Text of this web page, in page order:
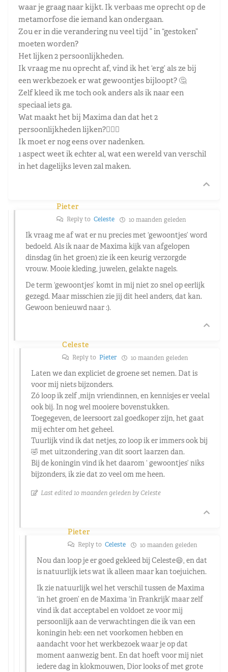
waar je graag naar kijkt. Ik verbaas me oprecht op de
metamorfose die iemand kan ondergaan.
Zou er in die verandering nu veel tijd ” in “gestoken”
moeten worden?
Het lijken 2 persoonlijkheden.
Ik vraag me nu oprecht af, vind ik het ‘erg’ als ze bij
een werkbezoek er wat gewoontjes bijloopt? 🤔
Zelf kleed ik me toch ook anders als ik naar een
speciaal iets ga.
Wat maakt het bij Maxima dan dat het 2
persoonlijkheden lijken?🤷🏼‍♀️
Ik moet er nog eens over nadenken.
1 aspect weet ik echter al, wat een wereld van verschil
in het dagelijks leven zal maken.
Pieter
Reply to Celeste 10 maanden geleden
Ik vraag me af wat er nu precies met ‘gewoontjes’ word
bedoeld. Als ik naar de Maxima kijk van afgelopen
dinsdag (in het groen) zie ik een keurig verzorgde
vrouw. Mooie kleding, juwelen, gelakte nagels.
De term ‘gewoontjes’ komt in mij niet zo snel op eerlijk
gezegd. Maar misschien zie jij dit heel anders, dat kan.
Gewoon benieuwd naar :).
Celeste
Reply to Pieter 10 maanden geleden
Laten we dan expliciet de groene set nemen. Dat is
voor mij niets bijzonders.
Zó loop ik zelf ,mijn vriendinnen, en kennisjes er veelal
ook bij. In nog wel mooiere bovenstukken.
Toegegeven, de leersoort zal goedkoper zijn, het gaat
mij echter om het geheel.
Tuurlijk vind ik dat netjes, zo loop ik er immers ook bij
🤣 met uitzondering ,van dít soort laarzen dan.
Bij de koningin vind ik het daarom ‘ gewoontjes’ niks
bijzonders, ik zie dat zo veel om me heen.
Last edited 10 maanden geleden by Celeste
Pieter
Reply to Celeste 10 maanden geleden
Nou dan loop je er goed gekleed bij Celeste😄, en dat
is natuurlijk iets wat ik alleen maar kan toejuichen.
Ik zie natuurlijk wel het verschil tussen de Maxima
‘in het groen’ en de Maxima ‘in Frankrijk’ maar zelf
vind ik dat acceptabel en voldoet ze voor mij
persoonlijk aan de verwachtingen die ik van een
koningin heb: een net voorkomen hebben en
aandacht voor het werkbezoek waar je op dat
moment aanwezig bent. En dat hoeft voor mij niet
iedere dag in klokmouwen, Dior looks of met grote